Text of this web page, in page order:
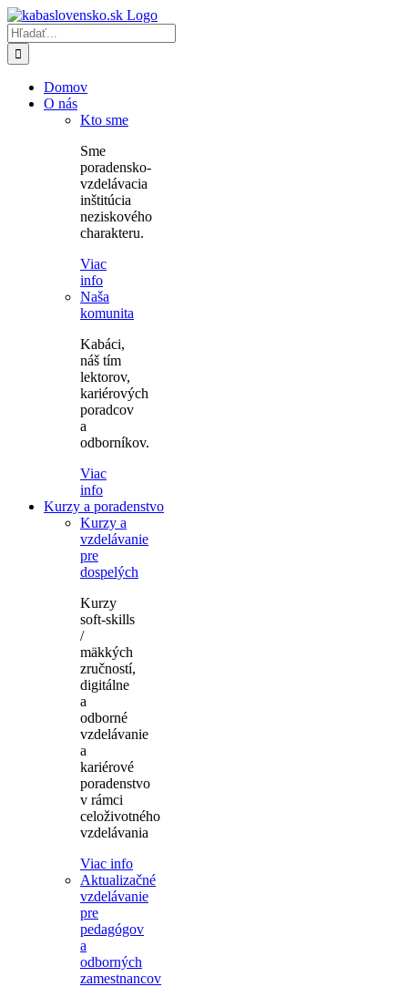
Skip
to
content
Hľadať:
Domov
O nás
Kto sme
Sme
poradensko-
vzdelávacia
inštitúcia
neziskového
charakteru.
Viac
info
Naša
komunita
Kabáci,
náš tím
lektorov,
kariérových
poradcov
a
odborníkov.
Viac
info
Kurzy a poradenstvo
Kurzy a
vzdelávanie
pre
dospelých
Kurzy
soft-skills
/
mäkkých
zručností,
digitálne
a
odborné
vzdelávanie
a
kariérové
poradenstvo
v rámci
celoživotného
vzdelávania
Viac info
Aktualizačné
vzdelávanie
pre
pedagógov
a
odborných
zamestnancov